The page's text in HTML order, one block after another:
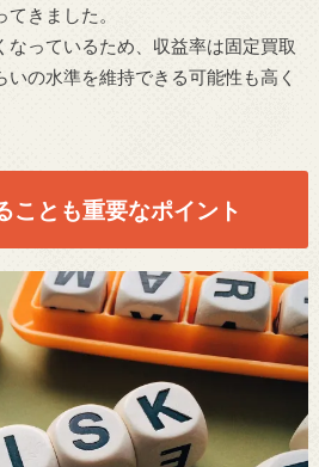
きました。
なっているため、収益率は固定買取
の水準を維持できる可能性も高く
ことも重要なポイント